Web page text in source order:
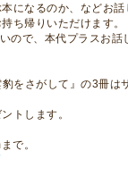
になるのか、などお話
ち帰りいただけます。
で、本代プラスお話
をさがして』の3冊は
トします。
で。